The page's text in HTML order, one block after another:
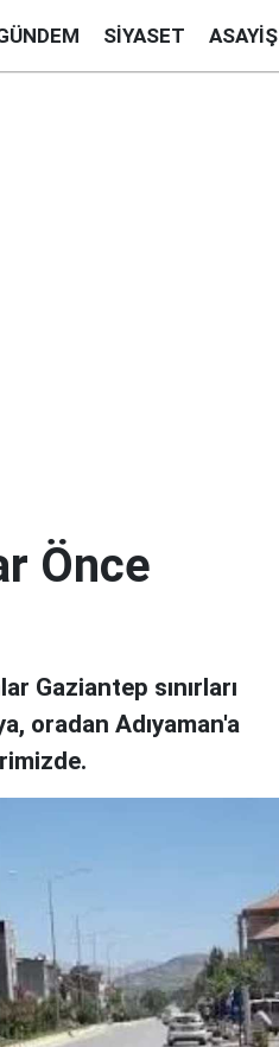
SIYASET ASAYIŞ
Önce
Gaziantep sınırları
oradan Adıyaman'a